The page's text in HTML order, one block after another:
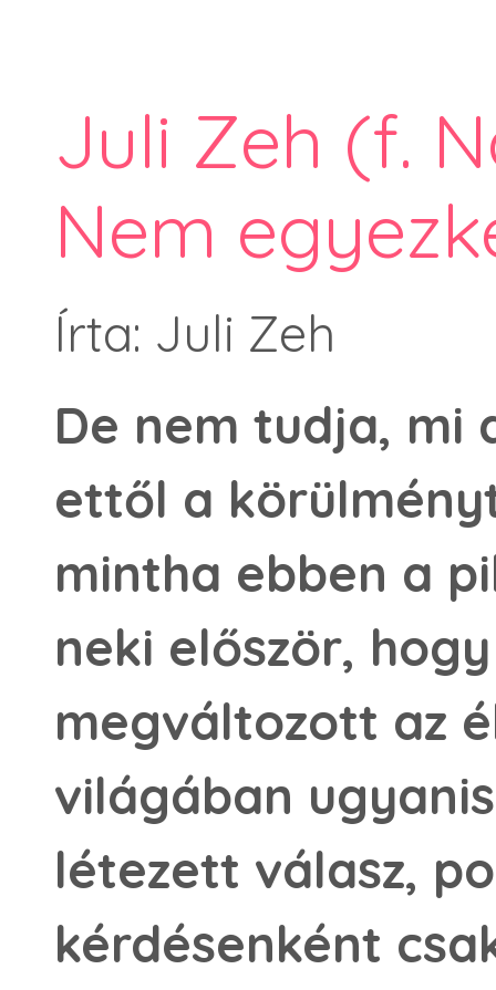
Juli Zeh (f.
Nem
Írta: Juli Zeh
De nem tudja, mi
ettől a
mintha ebben a
neki először,
megválto­zott az
világában
létezett válasz,
kérdésenként